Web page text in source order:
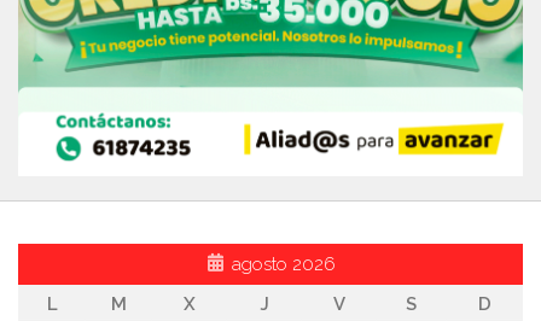
agosto 2026
L
M X J V S
D